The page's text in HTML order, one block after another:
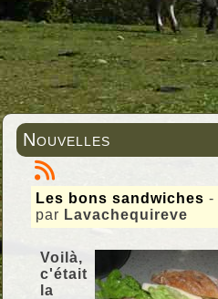
Nouvelles
Les bons sandwiches -
par Lavachequireve
Voilà,
c'était
la